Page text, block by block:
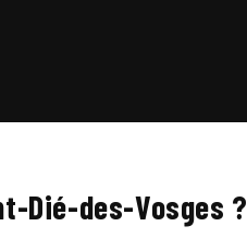
Dié-des-Vosges ?